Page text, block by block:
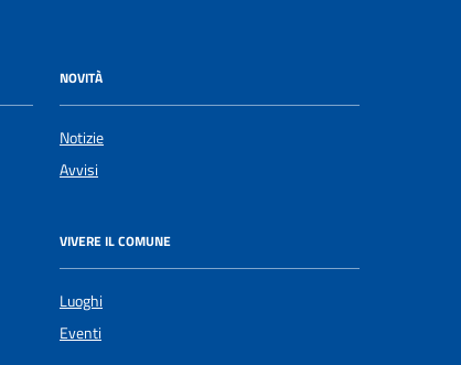
NOVITÀ
Notizie
Avvisi
VIVERE IL COMUNE
Luoghi
Eventi